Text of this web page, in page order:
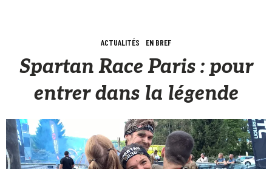
ACTUALITÉS EN BREF
Spartan Race Paris : pour
entrer dans la légende